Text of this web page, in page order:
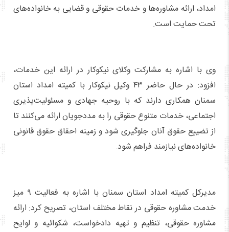
امداد، ارائه مشاوره‌ها و خدمات حقوقی و قضایی به خانواده‌های
تحت حمایت است.
وی با اشاره به مشارکت وکلای نیکوکار در ارائه این خدمات،
افزود: در حال حاضر ۴۳ وکیل نیکوکار با کمیته امداد استان
سمنان همکاری دارند که با روحیه جهادی و مسئولیت‌پذیری
اجتماعی، خدمات متنوع حقوقی را به مددجویان ارائه می‌کنند تا
از تضییع حقوق آنان جلوگیری شود و زمینه احقاق حقوق قانونی
خانواده‌های نیازمند فراهم شود.
مدیرکل کمیته امداد استان سمنان با اشاره به فعالیت ۹ میز
خدمت مشاوره حقوقی در نقاط مختلف استان، تصریح کرد: ارائه
مشاوره حقوقی، تنظیم و تهیه دادخواست، شکوائیه و لوایح